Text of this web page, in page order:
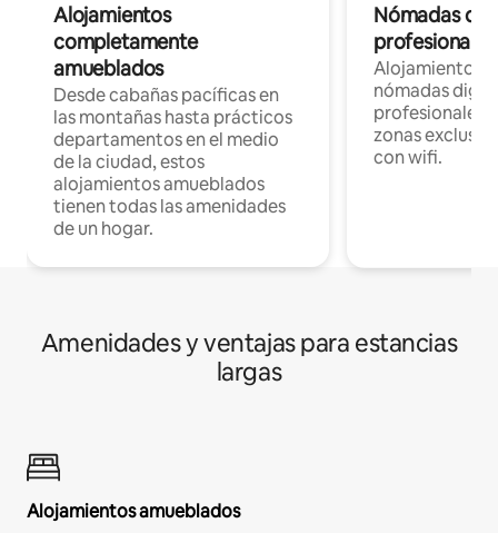
Alojamientos
completamente
amueblados
Desde cabañas pacíficas en
las montañas hasta prácticos
departamentos en el medio
de la ciudad, estos
alojamientos amueblados
tienen todas las amenidades
de un hogar.
Nómadas
Alojamientos
nómadas
profesionales
zonas
con wifi.
Amenidades y ventajas para estancias
largas
Alojamientos amueblados